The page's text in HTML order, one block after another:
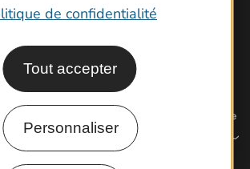
de confidentialité
Tout accepter
Personnaliser